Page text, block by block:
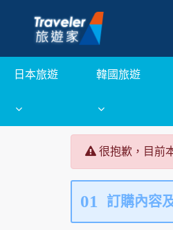
日本旅遊 韓國旅遊
很抱歉，目前
01 訂購內容